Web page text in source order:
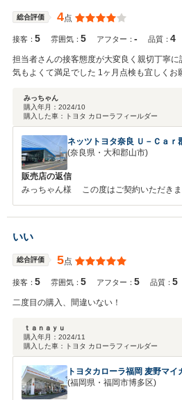
総合評価 4点
接客：5 雰囲気：5 アフター：- 品質：4
担当者さんの接客態度が大変良く親切丁寧
気もよくて満足でした 1ヶ月点検も宜しくお
みっちゃん
購入年月： 2024/10
購入した車：
トヨタ カローラフィールダー
ネッツトヨタ奈良 Ｕ－Ｃａｒ
(奈良県・大和郡山市)
販売店の返信
みっちゃん様 この度はご契約いただきまして誠にありがとうござい
い評価をいただきまして、社員一同心か
おります。何かお困りの際はぜひお気軽に
とも、どうぞ宜しくお願い致します。
いい
総合評価 5点
接客：5 雰囲気：5 アフター：5 品質：5
二度目の購入、間違いない！
ｔａｎａｙｕ
購入年月： 2024/11
購入した車：
トヨタ カローラフィールダー
トヨタカローラ福岡 麦野マイ
(福岡県・福岡市博多区)